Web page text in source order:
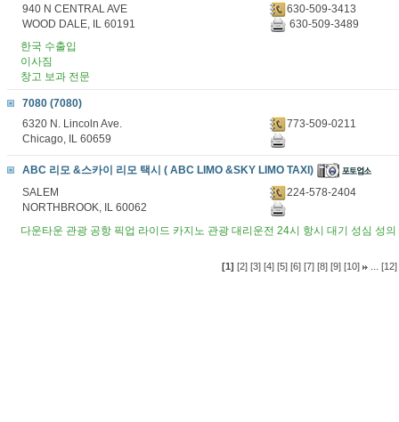
940 N CENTRAL AVE
WOOD DALE, IL 60191
630-509-3413
630-509-3489
한국 수출입
이사짐
창고 보과 전문
7080 (7080)
6320 N. Lincoln Ave.
Chicago, IL 60659
773-509-0211
ABC 리모 &스카이 리모 택시 ( ABC LIMO &SKY LIMO TAXI)
SALEM
NORTHBROOK, IL 60062
224-578-2404
다운타운 관광 공항 픽업 라이드 카지노 관광 대리운전 24시 항시 대기 성심 성
[1] [2] [3] [4] [5] [6] [7] [8] [9] [10] ... [12]